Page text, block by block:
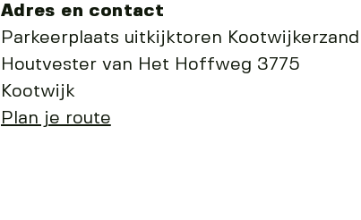
Adres en contact
Parkeerplaats uitkijktoren Kootwijkerzand
Houtvester van Het Hoffweg 3775
Kootwijk
Plan je route